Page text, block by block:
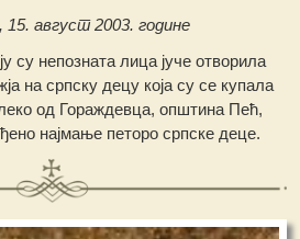
август 2003. године
су непозната лица јуче отворила
на српску децу која су се купала
од Гораждевца, општина Пећ,
најмање петоро српске деце.